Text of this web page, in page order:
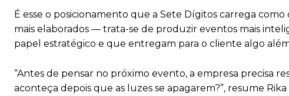
É esse o posicionamento que a Sete Dígitos carrega
mais elaborados — trata-se de produzir eventos mais
papel estratégico e que entregam para o cliente algo
“Antes de pensar no próximo evento, a empresa precisa
aconteça depois que as luzes se apagarem?”, resume